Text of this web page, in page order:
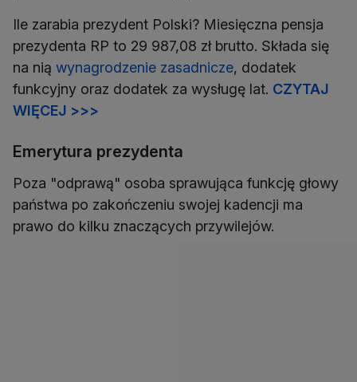
Ile zarabia prezydent Polski? Miesięczna pensja
prezydenta RP to 29 987,08 zł brutto. Składa się
na nią wynagrodzenie zasadnicze, dodatek
funkcyjny oraz dodatek za wysługę lat. CZYTAJ
WIĘCEJ >>>
Emerytura prezydenta
Poza "odprawą" osoba sprawująca funkcję głowy
państwa po zakończeniu swojej kadencji ma
prawo do kilku znaczących przywilejów.